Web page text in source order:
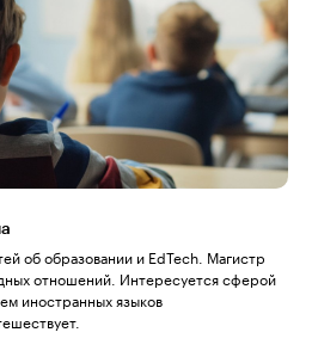
об образовании и EdTech. Магистр
отношений. Интересуется сферой
иностранных языков